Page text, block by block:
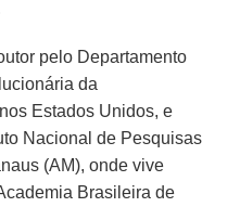
pelo Departamento
da
Estados Unidos, e
Nacional de Pesquisas
(AM), onde vive
Brasileira de